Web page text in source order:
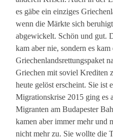
es gäbe ein einziges
wenn die Märkte sich
abgewickelt. Schön und gut.
kam aber nie, sondern es kam
Griechenlandsrettungspaket
Griechen mit soviel Krediten
heute gelöst erscheint. Sie ist
Migrationskrise 2015 ging es
Migranten am Budapester
kamen aber immer mehr und
nicht mehr zu. Sie wollte die